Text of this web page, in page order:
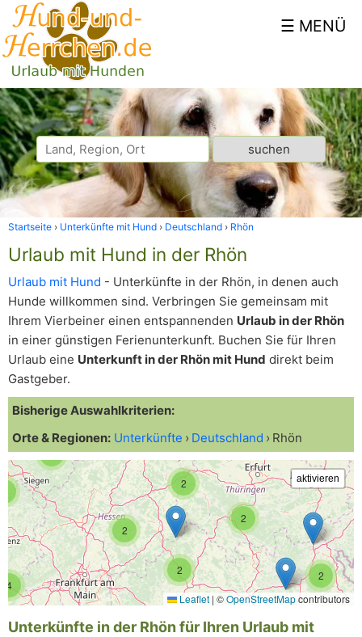
Startseite Unterkünfte mit Hund Deutschland Rhön
Urlaub mit Hund in der Rhön
Urlaub mit Hund - Unterkünfte in der Rhön, in denen auch
Hunde willkommen sind. Verbringen Sie gemeinsam mit
Ihrem Vierbeiner einen entspannenden Urlaub in der Rhön
in einer günstigen Ferienunterkunft. Buchen Sie für Ihren
Urlaub eine Unterkunft in der Rhön mit Hund direkt beim
Gastgeber.
Bisherige Auswahlkriterien:
Orte & Regionen: Unterkünfte Deutschland Rhön
4
2
2
2
2
8
2
Leaflet | ©OpenStreetMapcontributors
Unterkünfte in der Rhön für Ihren Urlaub mit